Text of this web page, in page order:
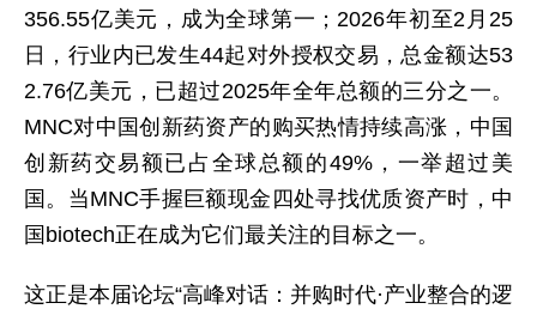
356.55亿美元，成为全球第一；2026年初至2月25
日，行业内已发生44起对外授权交易，总金额达53
2.76亿美元，已超过2025年全年总额的三分之一。
MNC对中国创新药资产的购买热情持续高涨，中国
创新药交易额已占全球总额的49%，一举超过美
国。当MNC手握巨额现金四处寻找优质资产时，中
国biotech正在成为它们最关注的目标之一。
这正是本届论坛“高峰对话：并购时代·产业整合的逻